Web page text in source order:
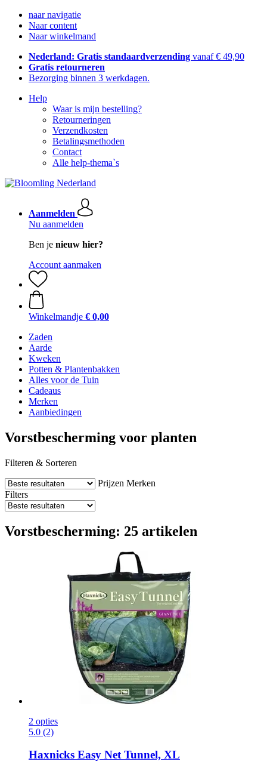
naar navigatie
Naar content
Naar winkelmand
Nederland: Gratis standaardverzending vanaf € 49,90
Gratis retourneren
Bezorging binnen 3 werkdagen.
Help
Waar is mijn bestelling?
Retourneringen
Verzendkosten
Betalingsmethoden
Contact
Alle help-thema`s
Aanmelden
Nu aanmelden
Ben je nieuw hier?
Account aanmaken
Winkelmandje € 0,00
Zaden
Aarde
Kweken
Potten & Plantenbakken
Alles voor de Tuin
Cadeaus
Merken
Aanbiedingen
Vorstbescherming voor planten
Filteren & Sorteren
Prijzen Merken
Filters
Vorstbescherming: 25 artikelen
2 opties
5.0 (2)
Haxnicks Easy Net Tunnel, XL